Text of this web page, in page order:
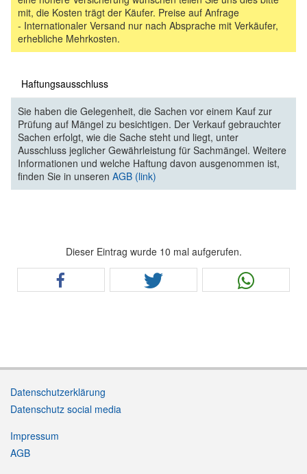
mit, die Kosten trägt der Käufer. Preise auf Anfrage
- Internationaler Versand nur nach Absprache mit Verkäufer,
erhebliche Mehrkosten.
Haftungsausschluss
Sie haben die Gelegenheit, die Sachen vor einem Kauf zur
Prüfung auf Mängel zu besichtigen. Der Verkauf gebrauchter
Sachen erfolgt, wie die Sache steht und liegt, unter
Ausschluss jeglicher Gewährleistung für Sachmängel. Weitere
Informationen und welche Haftung davon ausgenommen ist,
finden Sie in unseren AGB (link)
Dieser Eintrag wurde 10 mal aufgerufen.
Datenschutzerklärung
Datenschutz social media
Impressum
AGB